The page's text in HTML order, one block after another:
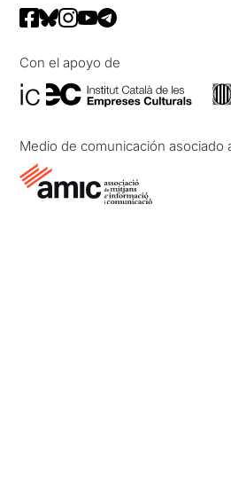
Con el apoyo de
Medio de comunicación asociado